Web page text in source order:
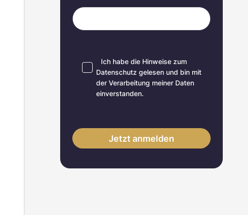
Ich habe die Hinweise zum
Datenschutz gelesen und bin mit
der Verarbeitung meiner Daten
einverstanden.